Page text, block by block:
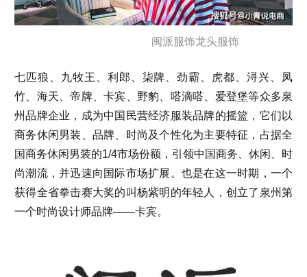
闽派服饰龙头服饰
七匹狼、九牧王、利郎、柒牌、劲霸、虎都、浔兴、凤
竹、海天、帝牌、卡宾、野豹、嗒滴嗒、爱登堡等众多泉
州品牌企业，成为中国民营经济服装品牌的摇篮，它们以
商务休闲男装、品牌、时尚及个性化为主要特征，占据全
国商务休闲男装的1/4市场份额，引领中国商务、休闲、时
尚潮流，并迅速向国际市场扩展。也是在这一时期，一个
获得全省拳击赛大奖的叫杨紫明的年轻人，创立了泉州第
一个时尚设计师品牌——卡宾。